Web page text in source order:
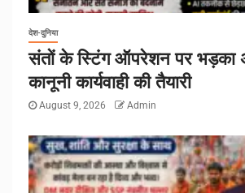
देश-दुनिया
संतों के स्टिंग ऑपरेशन पर भड़का
कानूनी कार्यवाही की तैयारी
August 9, 2026 Admin